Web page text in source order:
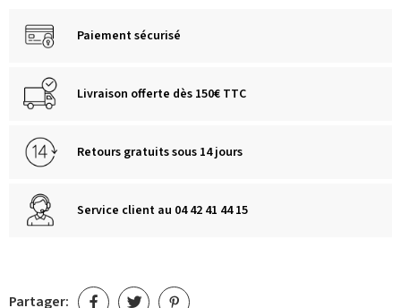
Paiement sécurisé
Livraison offerte dès 150€ TTC
Retours gratuits sous 14 jours
Service client au 04 42 41 44 15
Partager: